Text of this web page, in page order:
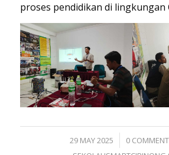
proses pendidikan di lingkungan
29 MAY 2025
/ 0 /